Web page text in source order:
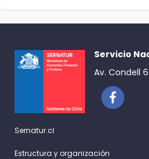
Servicio
Av. Condell
Sernatur.cl
Estructura y organización